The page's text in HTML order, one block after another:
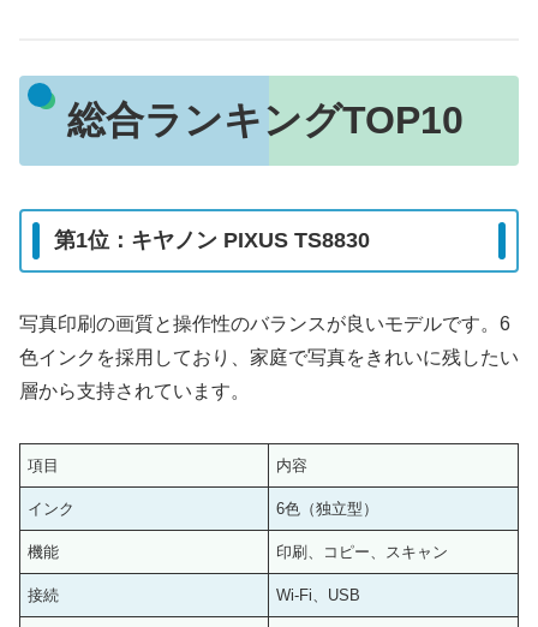
総合ランキングTOP10
第1位：キヤノン PIXUS TS8830
写真印刷の画質と操作性のバランスが良いモデルです。6
色インクを採用しており、家庭で写真をきれいに残したい
層から支持されています。
項目 内容
インク 6色（独立型）
機能 印刷、コピー、スキャン
接続 Wi-Fi、USB